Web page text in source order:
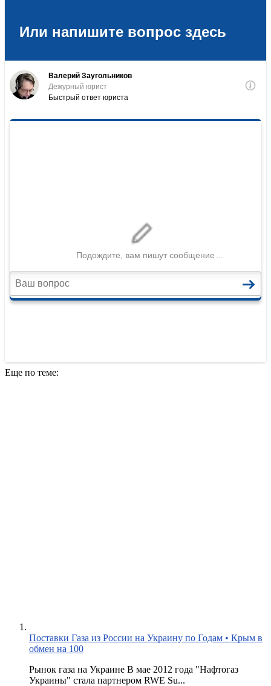
Еще по теме:
Поставки Газа из России на Украину по Годам • Крым в
обмен на 100
Рынок газа на Украине В мае 2012 года "Нафтогаз
Украины" стала партнером RWE Su...